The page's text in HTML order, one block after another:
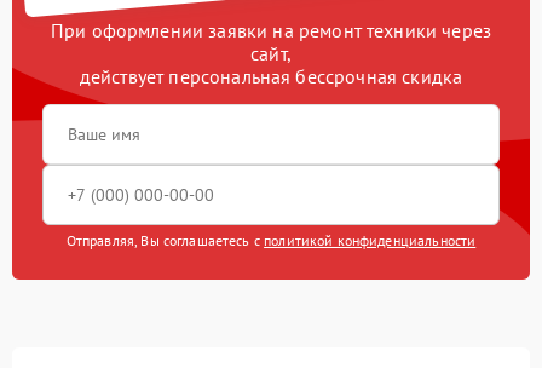
При оформлении заявки на ремонт техники через
сайт,
действует персональная бессрочная скидка
Отправляя, Вы соглашаетесь с политикой конфиденциальности